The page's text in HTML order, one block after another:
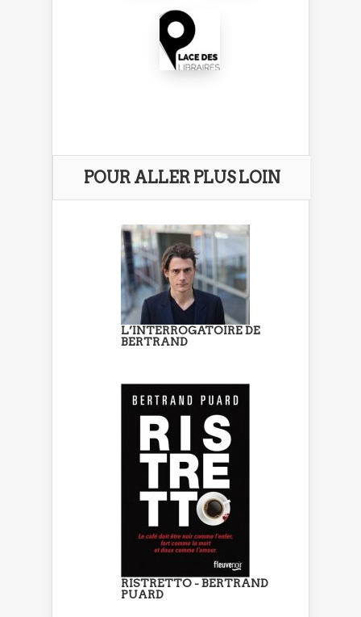
POUR ALLER PLUS LOIN
L’INTERROGATOIRE DE
BERTRAND
RISTRETTO - BERTRAND
PUARD